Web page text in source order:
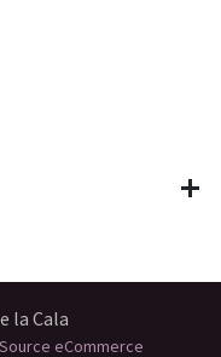
la Cala
eCommerce